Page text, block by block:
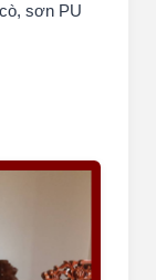
sơn PU